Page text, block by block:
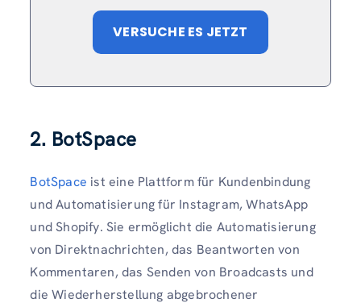
VERSUCHE ES JETZT
2. BotSpace
BotSpace ist eine Plattform für Kundenbindung
und Automatisierung für Instagram, WhatsApp
und Shopify. Sie ermöglicht die Automatisierung
von Direktnachrichten, das Beantworten von
Kommentaren, das Senden von Broadcasts und
die Wiederherstellung abgebrochener